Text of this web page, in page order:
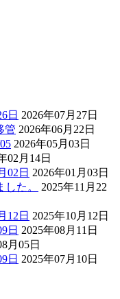
日 2026年07月27日
管 2026年06月22日
2026年05月03日
02月14日
02日 2026年01月03日
した。
2025年11月22
12日 2025年10月12日
日 2025年08月11日
月05日
日 2025年07月10日